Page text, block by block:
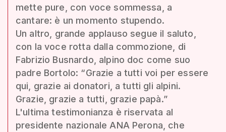
mette pure, con voce sommessa, a
cantare: è un momento stupendo.
Un altro, grande applauso segue il saluto,
con la voce rotta dalla commozione, di
Fabrizio Busnardo, alpino doc come suo
padre Bortolo: “Grazie a tutti voi per essere
qui, grazie ai donatori, a tutti gli alpini.
Grazie, grazie a tutti, grazie papà.”
L'ultima testimonianza è riservata al
presidente nazionale ANA Perona, che